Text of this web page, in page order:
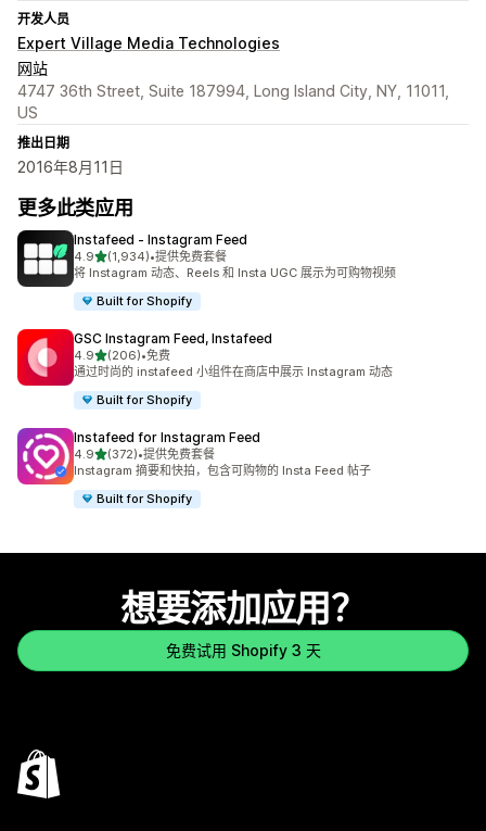
开发人员
Expert Village Media Technologies
网站
4747 36th Street, Suite 187994, Long Island City, NY, 11011,
US
推出日期
2016年8月11日
更多此类应用
Instafeed ‑ Instagram Feed
4.9星（满分 5 星）
(1,934)
总共 1934 条评论
•提供免费套餐
将 Instagram 动态、Reels 和 Insta UGC 展示为可购物视频
Built for Shopify
GSC Instagram Feed, Instafeed
4.9星（满分 5 星）
(206)
总共 206 条评论
•免费
通过时尚的 instafeed 小组件在商店中展示 Instagram 动态
Built for Shopify
Instafeed for Instagram Feed
4.9星（满分 5 星）
(372)
总共 372 条评论
•提供免费套餐
Instagram 摘要和快拍，包含可购物的 Insta Feed 帖子
Built for Shopify
想要添加应用？
免费试用 Shopify 3 天